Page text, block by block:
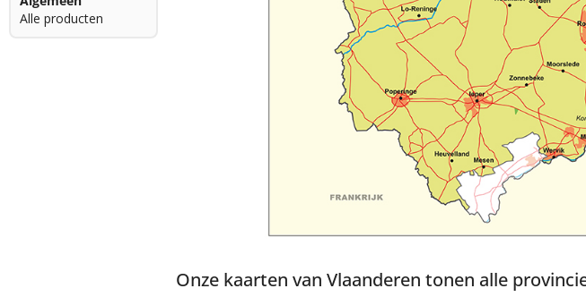
Alle producten
Onze kaarten van Vlaanderen tonen alle